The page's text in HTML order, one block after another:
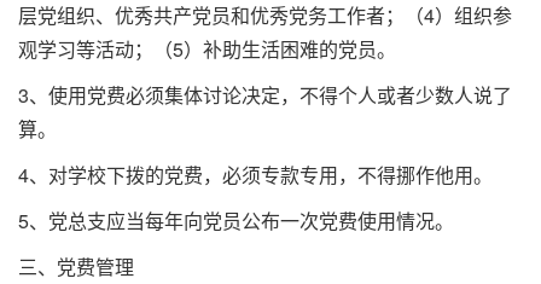
层党组织、优秀共产党员和优秀党务工作者；（4）组织参
观学习等活动；（5）补助生活困难的党员。
3、使用党费必须集体讨论决定，不得个人或者少数人说了
算。
4、对学校下拨的党费，必须专款专用，不得挪作他用。
5、党总支应当每年向党员公布一次党费使用情况。
三、党费管理